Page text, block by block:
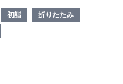
初詣
折りたたみ